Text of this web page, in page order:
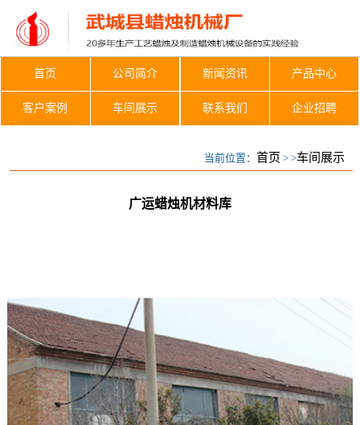
首页 公司简介 新闻资讯 产品中心
客户案例 车间展示 联系我们 企业招聘
当前位置： 首页 > >车间展示
广运蜡烛机材料库